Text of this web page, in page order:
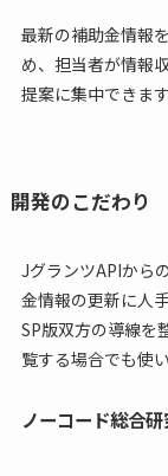
最新の補助金情報
め、担当者が情報
提案に集中できます
開発のこだわり
JグランツAPIから
金情報の更新に人
SP版双方の導線を
覧する場合でも使
ノーコード総合